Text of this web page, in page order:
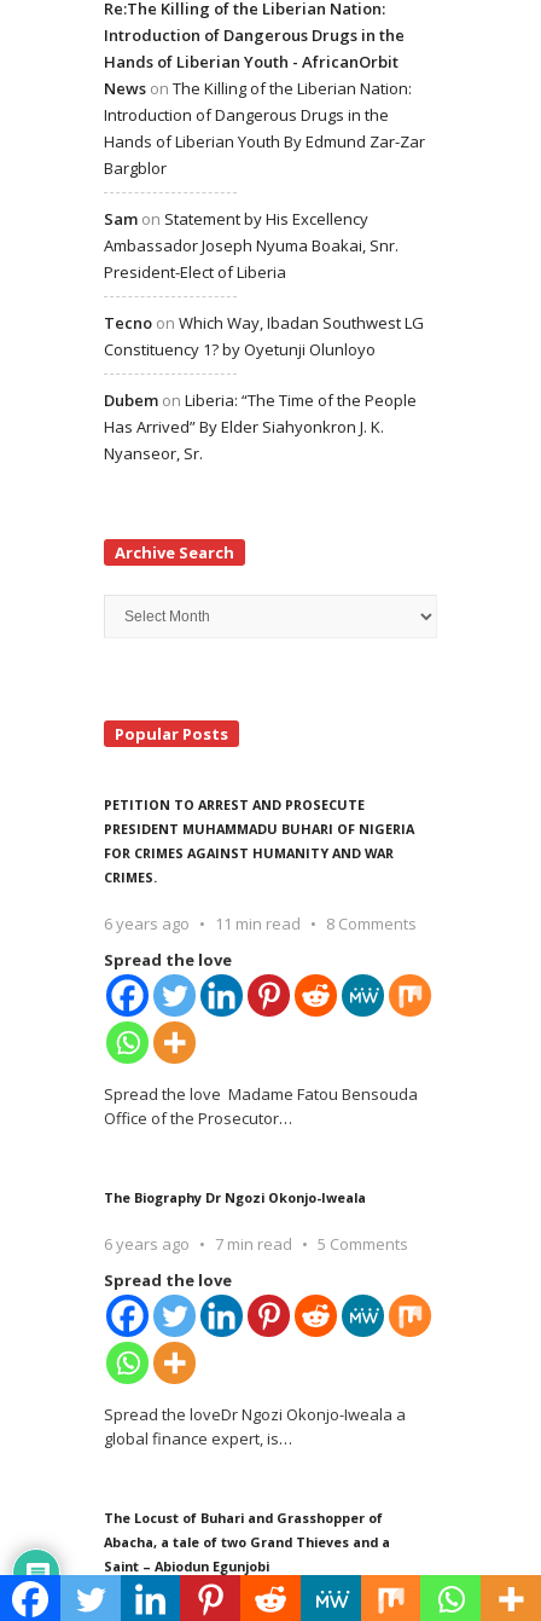
Re:The Killing of the Liberian Nation:
Introduction of Dangerous Drugs in the
Hands of Liberian Youth - AfricanOrbit
News on The Killing of the Liberian Nation:
Introduction of Dangerous Drugs in the
Hands of Liberian Youth By Edmund Zar-Zar
Bargblor
Sam on Statement by His Excellency
Ambassador Joseph Nyuma Boakai, Snr.
President-Elect of Liberia
Tecno on Which Way, Ibadan Southwest LG
Constituency 1? by Oyetunji Olunloyo
Dubem on Liberia: “The Time of the People
Has Arrived” By Elder Siahyonkron J. K.
Nyanseor, Sr.
Archive Search
Archive
Search
Popular Posts
PETITION TO ARREST AND PROSECUTE
PRESIDENT MUHAMMADU BUHARI OF NIGERIA
FOR CRIMES AGAINST HUMANITY AND WAR
CRIMES.
6 years ago 11 min read
8 Comments
Spread the love
Spread the love Madame Fatou Bensouda
Office of the Prosecutor…
The Biography Dr Ngozi Okonjo-Iweala
6 years ago 7 min read
5 Comments
Spread the love
Spread the loveDr Ngozi Okonjo-Iweala a
global finance expert, is…
The Locust of Buhari and Grasshopper of
Abacha, a tale of two Grand Thieves and a
Saint – Abiodun Egunjobi
5 years ago 8 min read 3 Comments